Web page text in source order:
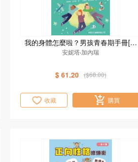
我的身體怎麼啦？男孩青春期手冊[新
雅‧成長館]
安妮塔‧加內瑞
$ 61.20 ($68.00)
收藏 購買